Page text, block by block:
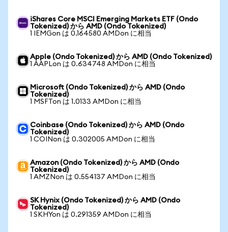
iShares Core MSCI Emerging Markets ETF (Ondo
Tokenized) から AMD (Ondo Tokenized)
1 IEMGon は 0.164580 AMDon に相当
Apple (Ondo Tokenized) から AMD (Ondo Tokenized)
1 AAPLon は 0.634748 AMDon に相当
Microsoft (Ondo Tokenized) から AMD (Ondo
Tokenized)
1 MSFTon は 1.0133 AMDon に相当
Coinbase (Ondo Tokenized) から AMD (Ondo
Tokenized)
1 COINon は 0.302005 AMDon に相当
Amazon (Ondo Tokenized) から AMD (Ondo
Tokenized)
1 AMZNon は 0.554137 AMDon に相当
SK Hynix (Ondo Tokenized) から AMD (Ondo
Tokenized)
1 SKHYon は 0.291359 AMDon に相当